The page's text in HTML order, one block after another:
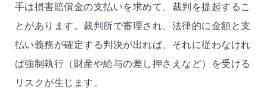
手は損害賠償金の支払いを求めて、裁判を提起するこ
とがあります。裁判所で審理され、法律的に金額と支
払い義務が確定する判決が出れば、それに従わなけれ
ば強制執行（財産や給与の差し押さえなど）を受ける
リスクが生じます。